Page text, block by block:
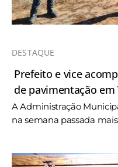
DESTAQUE
Prefeito e vice
de pavimentação em
A Administração
na semana passada